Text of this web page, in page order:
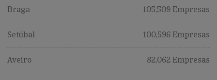
Braga 105,509 Empresas
Setúbal 100,596 Empresas
Aveiro 82,062 Empresas